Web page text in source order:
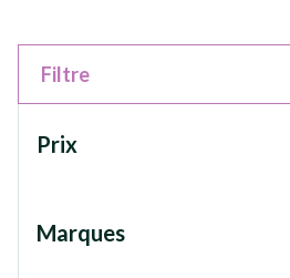
Filtre
Prix
Marques